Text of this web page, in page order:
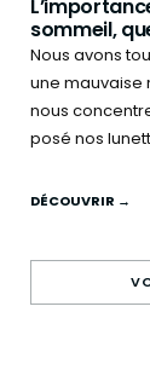
sommeil,
Nous avons
une mauvaise
nous
posé nos
DÉCOUVRIR →